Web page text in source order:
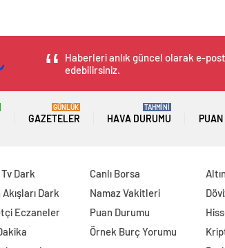
Haberleri anlık güncel olarak e-
edebilirsiniz.
GAZETELER
GÜNLÜK
HAVA DURUMU
TAHMİNİ
PUAN
Tv Dark
Akışları Dark
Eczaneler
Canlı Borsa
Namaz Vakitleri
Puan Durumu
Örnek Burç Yorumu